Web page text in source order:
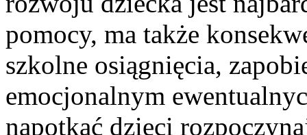
pomocy, ma także
szkolne osiągnięcia,
emocjonalnym
napotkać dzieci